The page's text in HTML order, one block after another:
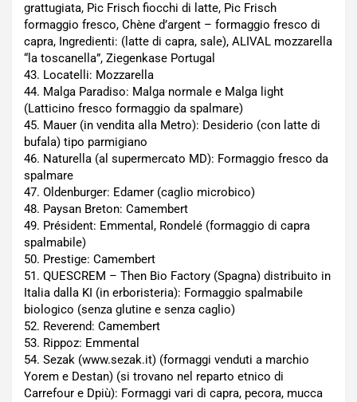
grattugiata, Pic Frisch fiocchi di latte, Pic Frisch
formaggio fresco, Chène d’argent – formaggio fresco di
capra, Ingredienti: (latte di capra, sale), ALIVAL mozzarella
“la toscanella”, Ziegenkase Portugal
43. Locatelli: Mozzarella
44. Malga Paradiso: Malga normale e Malga light
(Latticino fresco formaggio da spalmare)
45. Mauer (in vendita alla Metro): Desiderio (con latte di
bufala) tipo parmigiano
46. Naturella (al supermercato MD): Formaggio fresco da
spalmare
47. Oldenburger: Edamer (caglio microbico)
48. Paysan Breton: Camembert
49. Président: Emmental, Rondelé (formaggio di capra
spalmabile)
50. Prestige: Camembert
51. QUESCREM – Then Bio Factory (Spagna) distribuito in
Italia dalla KI (in erboristeria): Formaggio spalmabile
biologico (senza glutine e senza caglio)
52. Reverend: Camembert
53. Rippoz: Emmental
54. Sezak (www.sezak.it) (formaggi venduti a marchio
Yorem e Destan) (si trovano nel reparto etnico di
Carrefour e Dpiù): Formaggi vari di capra, pecora, mucca